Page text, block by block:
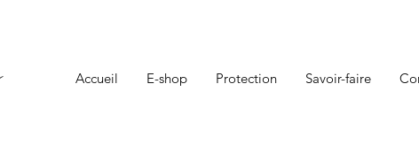
Accueil E-shop Protection Savoir-faire